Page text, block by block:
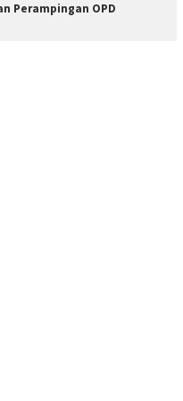
Perampingan OPD